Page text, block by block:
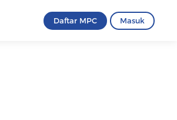
Daftar MPC Masuk